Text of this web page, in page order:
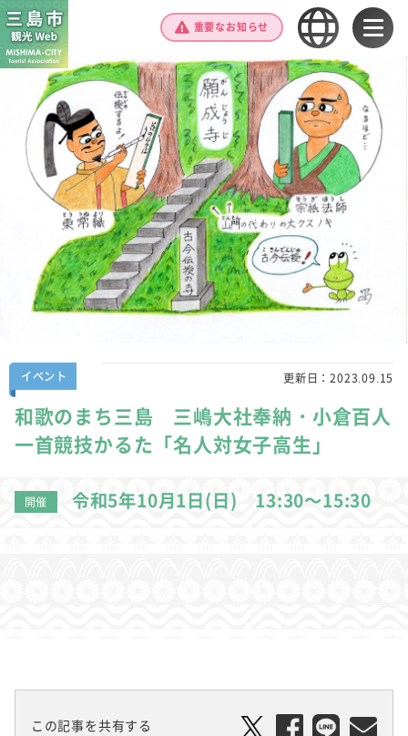
重要なお知らせ
イベント 更新日：2023.09.15
和歌のまち三島 三嶋大社奉納・小倉百人
一首競技かるた「名人対女子高生」
開催 令和5年10月1日(日) 13:30～15:30
この記事を共有する